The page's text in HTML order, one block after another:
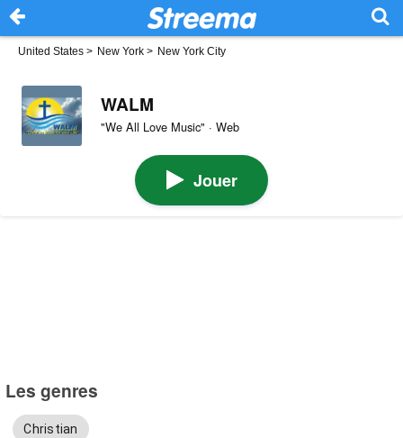
United States > New York > New York City
WALM
"We All Love Music" · Web
Jouer
Les genres
Christian